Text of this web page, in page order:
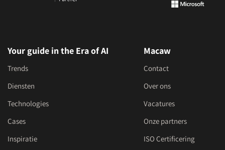
Your guide in the Era of AI
Trends
Diensten
Technologies
Cases
Inspiratie
Macaw
Contact
Over ons
Vacatures
Onze partners
ISO Certificering